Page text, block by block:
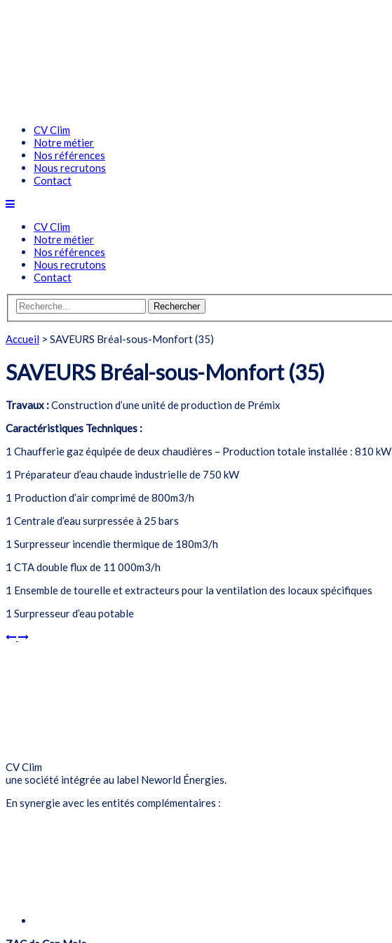
CV Clim
Notre métier
Nos références
Nous recrutons
Contact
CV Clim
Notre métier
Nos références
Nous recrutons
Contact
Rechercher
Accueil > SAVEURS Bréal-sous-Monfort (35)
SAVEURS Bréal-sous-Monfort (35)
Travaux :Construction d’une unité de production de Prémix
Caractéristiques Techniques :
1 Chaufferie gaz équipée de deux chaudières – Production totale installée : 810 kW
1 Préparateur d’eau chaude industrielle de 750 kW
1 Production d’air comprimé de 800m3/h
1 Centrale d’eau surpressée à 25 bars
1 Surpresseur incendie thermique de 180m3/h
1 CTA double flux de 11 000m3/h
1 Ensemble de tourelle et extracteurs pour la ventilation des locaux spécifiques
1 Surpresseur d’eau potable
CV Clim
une société intégrée au label Neworld Énergies.
En synergie avec les entités complémentaires :